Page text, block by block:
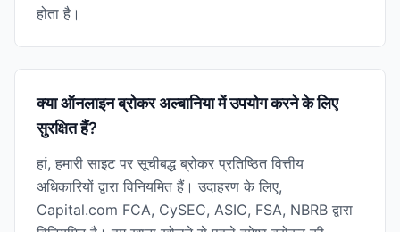
होता है।
क्या ऑनलाइन ब्रोकर अल्बानिया में उपयोग करने के लिए
सुरक्षित हैं?
हां, हमारी साइट पर सूचीबद्ध ब्रोकर प्रतिष्ठित वित्तीय
अधिकारियों द्वारा विनियमित हैं। उदाहरण के लिए,
Capital.com FCA, CySEC, ASIC, FSA, NBRB द्वारा